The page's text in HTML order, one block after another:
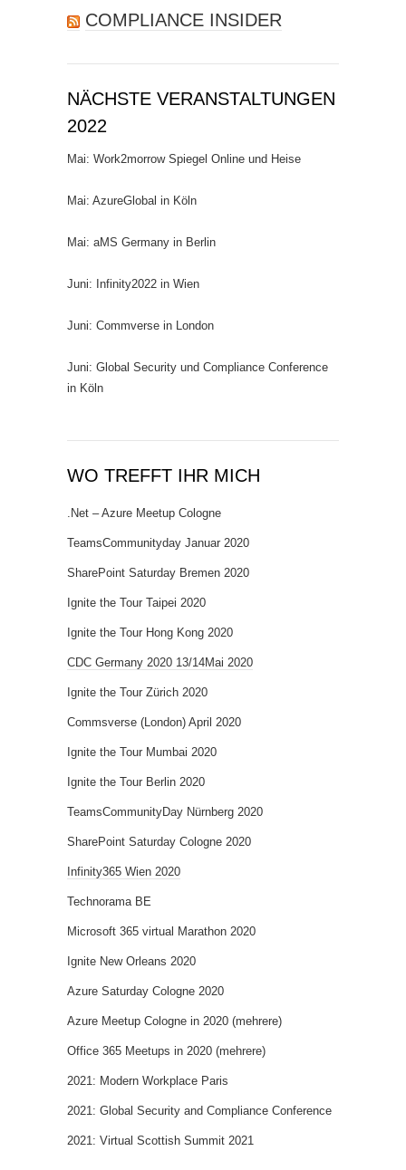
COMPLIANCE INSIDER
NÄCHSTE VERANSTALTUNGEN
2022
Mai: Work2morrow Spiegel Online und Heise
Mai: AzureGlobal in Köln
Mai: aMS Germany in Berlin
Juni: Infinity2022 in Wien
Juni: Commverse in London
Juni: Global Security und Compliance Conference
in Köln
WO TREFFT IHR MICH
.Net – Azure Meetup Cologne
TeamsCommunityday Januar 2020
SharePoint Saturday Bremen 2020
Ignite the Tour Taipei 2020
Ignite the Tour Hong Kong 2020
CDC Germany 2020 13/14Mai 2020
Ignite the Tour Zürich 2020
Commsverse (London) April 2020
Ignite the Tour Mumbai 2020
Ignite the Tour Berlin 2020
TeamsCommunityDay Nürnberg 2020
SharePoint Saturday Cologne 2020
Infinity365 Wien 2020
Technorama BE
Microsoft 365 virtual Marathon 2020
Ignite New Orleans 2020
Azure Saturday Cologne 2020
Azure Meetup Cologne in 2020 (mehrere)
Office 365 Meetups in 2020 (mehrere)
2021: Modern Workplace Paris
2021: Global Security and Compliance Conference
2021: Virtual Scottish Summit 2021